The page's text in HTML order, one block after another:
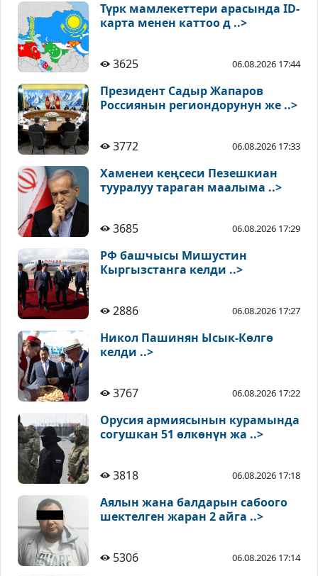
Түрк мамлекеттери арасында ID-
карта менен каттоо д ..>
3625 06.08.2026 17:44
Президент Садыр Жапаров
Россиянын региондорунун же ..>
3772 06.08.2026 17:33
Хаменеи кеңсеси Пезешкиан
тууралуу тараган маалыма ..>
3685 06.08.2026 17:29
РФ башчысы Мишустин
Кыргызстанга келди ..>
2886 06.08.2026 17:27
Никол Пашинян Ысык-Көлгө
келди ..>
3767 06.08.2026 17:22
Орусия армиясынын курамында
согушкан 51 өлкөнүн жа ..>
3818 06.08.2026 17:18
Аялын жана балдарын сабоого
шектелген жаран 2 айга ..>
5306 06.08.2026 17:14